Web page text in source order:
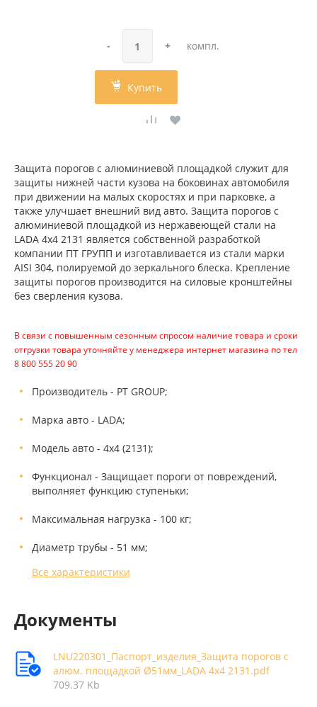
- + компл.
Купить
Защита порогов с алюминиевой площадкой служит для
защиты нижней части кузова на боковинах автомобиля
при движении на малых скоростях и при парковке, а
также улучшает внешний вид авто. Защита порогов с
алюминиевой площадкой из нержавеющей стали на
LADA 4x4 2131 является собственной разработкой
компании ПТ ГРУПП и изготавливается из стали марки
AISI 304, полируемой до зеркального блеска. Крепление
защиты порогов производится на силовые кронштейны
без сверления кузова.
В связи с повышенным сезонным спросом наличие товара и сроки
отгрузки товара уточняйте у менеджера интернет магазина по тел
8 800 555 20 90
Производитель - PT GROUP;
Марка авто - LADA;
Модель авто - 4x4 (2131);
Функционал - Защищает пороги от повреждений,
выполняет функцию ступеньки;
Максимальная нагрузка - 100 кг;
Диаметр трубы - 51 мм;
Все характеристики
Документы
LNU220301_Паспорт_изделия_Защита порогов с
алюм. площадкой Ø51мм_LADA 4х4 2131.pdf
709.37 Kb